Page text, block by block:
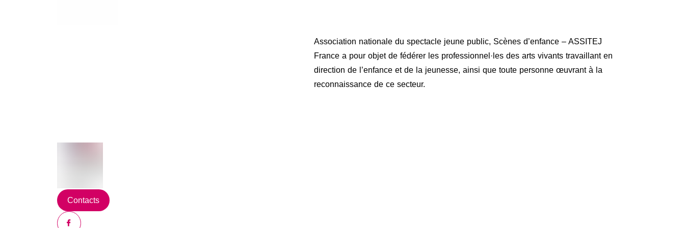
Association nationale du spectacle jeune public, Scènes d’enfance – ASSITEJ
France a pour objet de fédérer les professionnel·les des arts vivants travaillant en
direction de l’enfance et de la jeunesse, ainsi que toute personne œuvrant à la
reconnaissance de ce secteur.
Contacts